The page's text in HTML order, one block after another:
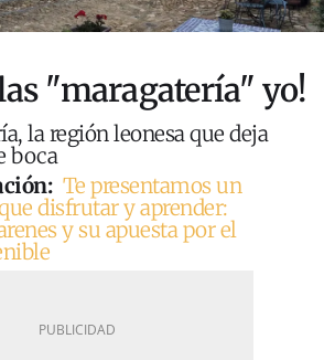
"maragatería" yo!
la región leonesa que deja
boca
Te presentamos un
disfrutar y aprender:
y su apuesta por el